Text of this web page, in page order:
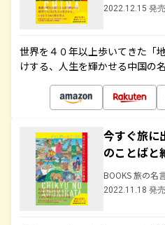
2022.12.15 発売
世界を４０年以上歩いてきた「
けする、人生を輝かせる中国の
今すぐ旅に
のことばと
BOOKS 旅の名
2022.11.18 発売